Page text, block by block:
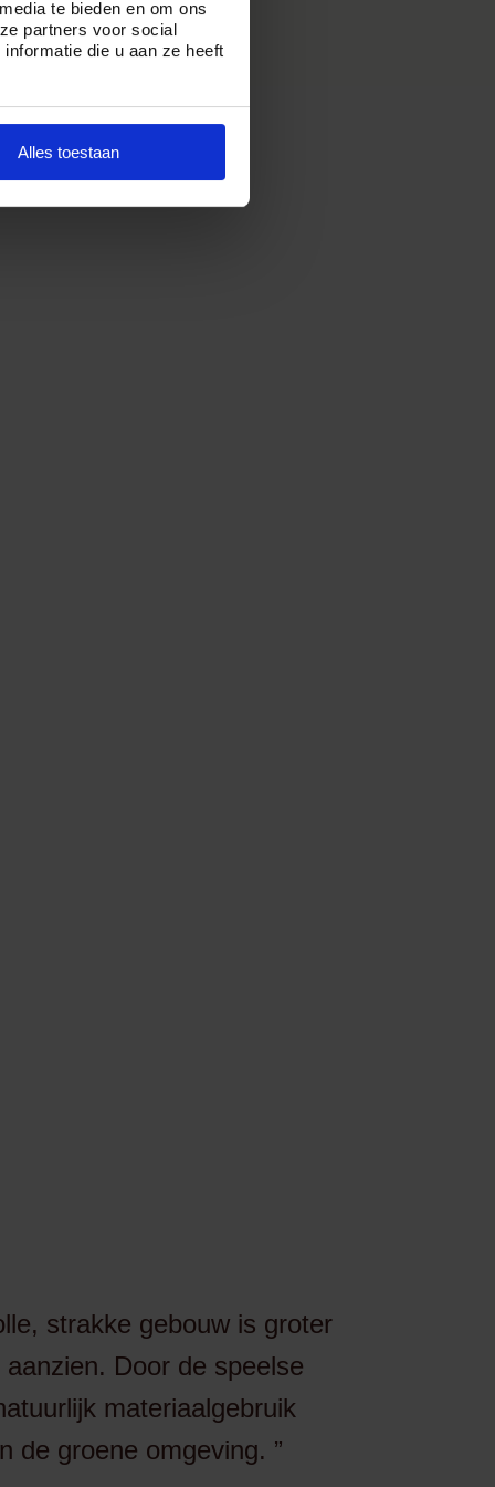
te bieden en om ons
partners voor social
die u aan ze heeft
Alles toestaan
strakke gebouw is groter
Door de speelse
materiaalgebruik
de groene omgeving.